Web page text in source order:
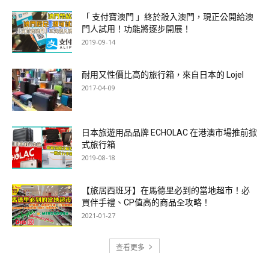
「 支付寶澳門 」終於殺入澳門，現正公開給澳
門人試用！功能將逐步開展！
2019-09-14
耐用又性價比高的旅行箱，來自日本的 Lojel
2017-04-09
日本旅遊用品品牌 ECHOLAC 在港澳市場推前掀
式旅行箱
2019-08-18
【旅居西班牙】在馬德里必到的當地超市！必
買伴手禮、CP值高的商品全攻略！
2021-01-27
查看更多